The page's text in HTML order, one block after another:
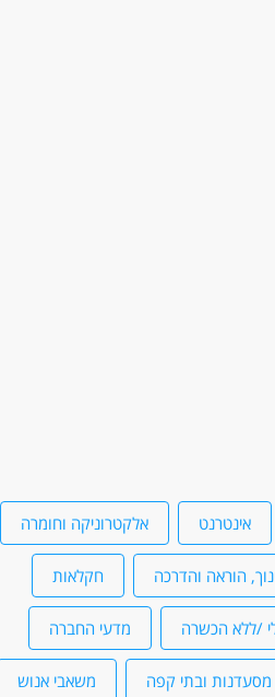
אינטרנט אלקטרוניקה וחומרה
הוראה והדרכה חקלאות
/ללא הכשרה מדעי החברה
מסעדנות ובתי קפה משאבי אנוש